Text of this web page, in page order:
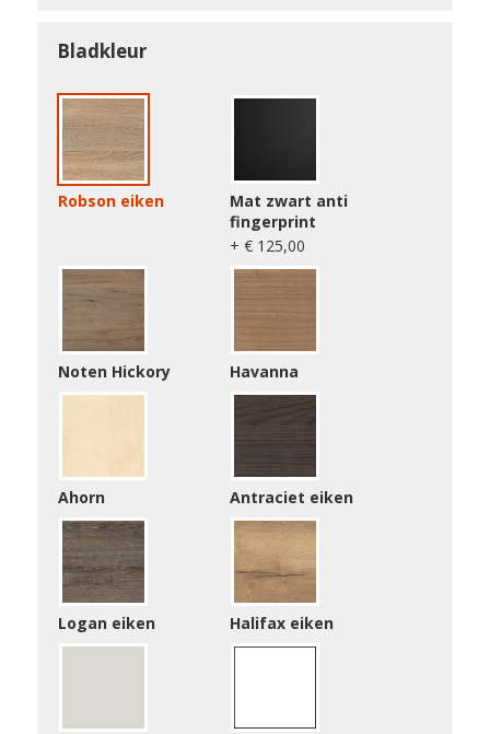
Bladkleur
Robson eiken
Mat zwart anti
fingerprint
+ € 125,00
Noten Hickory Havanna
Ahorn Antraciet eiken
Logan eiken Halifax eiken